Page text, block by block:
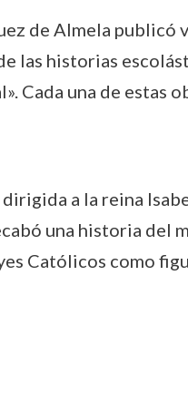
de Almela publicó
las historias
Cada una de estas
dirigida a la reina
una historia del
Católicos como